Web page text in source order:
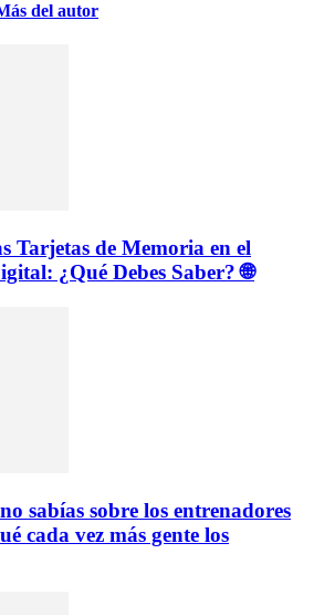
del autor
Tarjetas de Memoria en el
¿Qué Debes Saber? 🌐
sabías sobre los entrenadores
cada vez más gente los